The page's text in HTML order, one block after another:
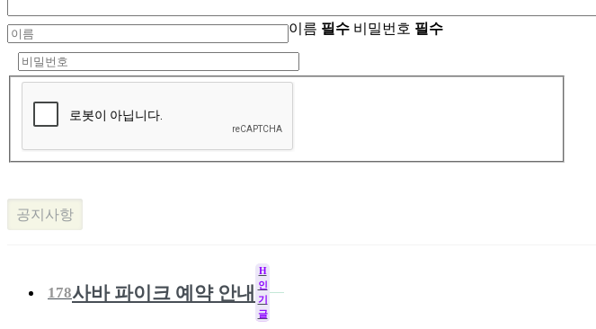
이름 필수 비밀번호 필수
공지사항
178사바 파이크 예약 안내
H
인
기
글